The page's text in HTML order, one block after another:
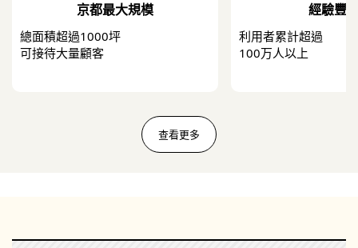
京都最大規模
總面積超過1000坪
​可接待大量顧客
經驗豐
利用者累計超過
100万人以上
查看更多